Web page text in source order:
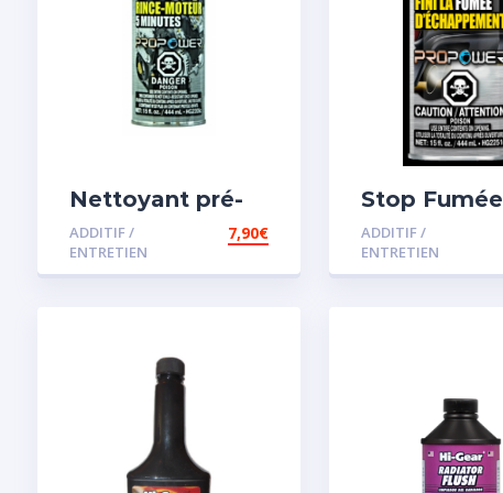
Nettoyant pré-
vidange
ADDITIF /
ENTRETIEN
7,90€
Stop Fumée
ADDITIF /
ENTRETIEN